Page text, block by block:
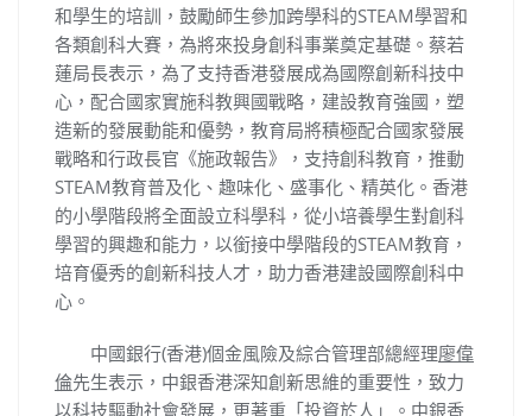
和學生的培訓，鼓勵師生參加跨學科的STEAM學習和
各類創科大賽，為將來投身創科事業奠定基礎。蔡若
蓮局長表示，為了支持香港發展成為國際創新科技中
心，配合國家實施科教興國戰略，建設教育強國，塑
造新的發展動能和優勢，教育局將積極配合國家發展
戰略和行政長官《施政報告》，支持創科教育，推動
STEAM教育普及化、趣味化、盛事化、精英化。香港
的小學階段將全面設立科學科，從小培養學生對創科
學習的興趣和能力，以銜接中學階段的STEAM教育，
培育優秀的創新科技人才，助力香港建設國際創科中
心。
中國銀行(香港)個金風險及綜合管理部總經理廖偉
倫先生表示，中銀香港深知創新思維的重要性，致力
以科技驅動社會發展，更著重「投資於人」。中銀香